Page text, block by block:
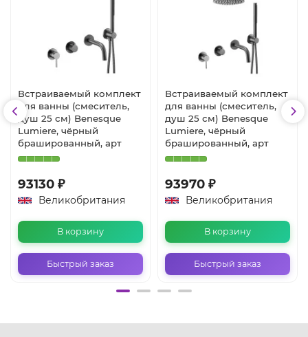
Встраиваемый комплект
для ванны (смеситель,
душ 25 см) Benesque
Lumiere, чёрный
брашированный, арт
93130 ₽
Великобритания
В корзину
Быстрый заказ
Встраиваемый комплект
для ванны (смеситель,
душ 25 см) Benesque
Lumiere, чёрный
брашированный, арт
93970 ₽
Великобритания
В корзину
Быстрый заказ